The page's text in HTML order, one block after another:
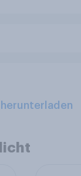
herunterladen